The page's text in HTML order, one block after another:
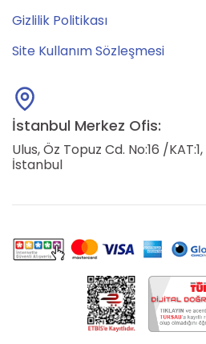
Gizlilik Politikası
Site Kullanım Sözleşmesi
İstanbul Merkez Ofis:
Ulus, Öz Topuz Cd. No:16 /
İstanbul